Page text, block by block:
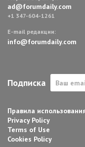
ad@forumdaily.com
+1 347-604-1261
E-mail редакции:
info@forumdaily.com
Подписка
Правила
Privacy Policy
Terms of Use
Cookies Policy